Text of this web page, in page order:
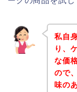
私自
り、
な価
ので
味の